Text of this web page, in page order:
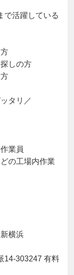
で活躍している
しの方
タリ／
業員
の工場内作業
横浜
14-303247 有料